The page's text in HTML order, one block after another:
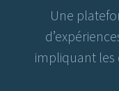
Une
impliquant